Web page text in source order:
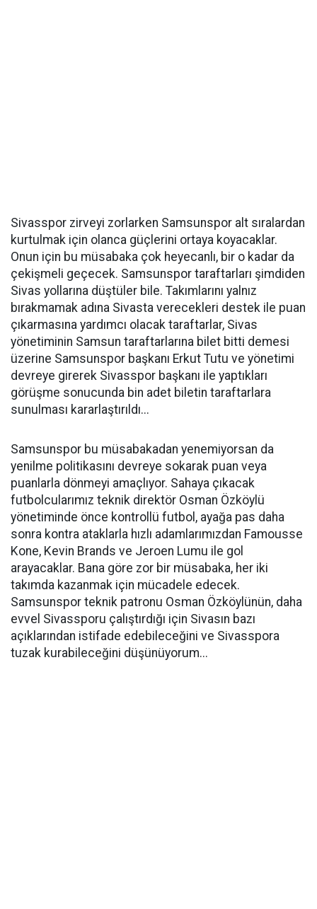
Sivasspor zirveyi zorlarken Samsunspor alt sıralardan
kurtulmak için olanca güçlerini ortaya koyacaklar.
Onun için bu müsabaka çok heyecanlı, bir o kadar da
çekişmeli geçecek. Samsunspor taraftarları şimdiden
Sivas yollarına düştüler bile. Takımlarını yalnız
bırakmamak adına Sivasta verecekleri destek ile puan
çıkarmasına yardımcı olacak taraftarlar, Sivas
yönetiminin Samsun taraftarlarına bilet bitti demesi
üzerine Samsunspor başkanı Erkut Tutu ve yönetimi
devreye girerek Sivasspor başkanı ile yaptıkları
görüşme sonucunda bin adet biletin taraftarlara
sunulması kararlaştırıldı...
Samsunspor bu müsabakadan yenemiyorsan da
yenilme politikasını devreye sokarak puan veya
puanlarla dönmeyi amaçlıyor. Sahaya çıkacak
futbolcularımız teknik direktör Osman Özköylü
yönetiminde önce kontrollü futbol, ayağa pas daha
sonra kontra ataklarla hızlı adamlarımızdan Famousse
Kone, Kevin Brands ve Jeroen Lumu ile gol
arayacaklar. Bana göre zor bir müsabaka, her iki
takımda kazanmak için mücadele edecek.
Samsunspor teknik patronu Osman Özköylünün, daha
evvel Sivassporu çalıştırdığı için Sivasın bazı
açıklarından istifade edebileceğini ve Sivasspora
tuzak kurabileceğini düşünüyorum...